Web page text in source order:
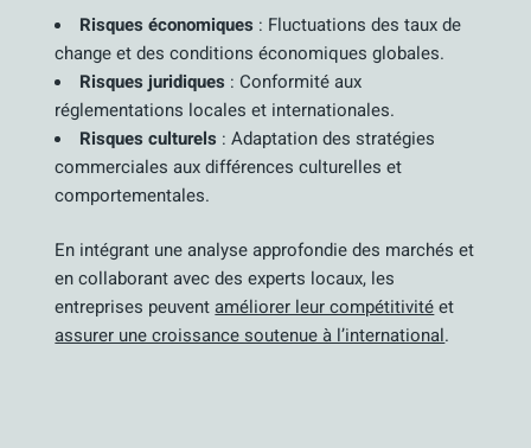
Risques économiques : Fluctuations des taux de
change et des conditions économiques globales.
Risques juridiques : Conformité aux
réglementations locales et internationales.
Risques culturels : Adaptation des stratégies
commerciales aux différences culturelles et
comportementales.
En intégrant une analyse approfondie des marchés et
en collaborant avec des experts locaux, les
entreprises peuventaméliorer leur compétitivitéet
assurer une croissance soutenue à l’international.